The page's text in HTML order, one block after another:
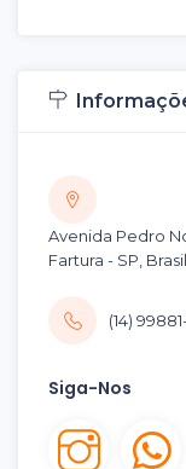
Avenida Pedro
Fartura - SP, Brasil
(14)
Siga-Nos